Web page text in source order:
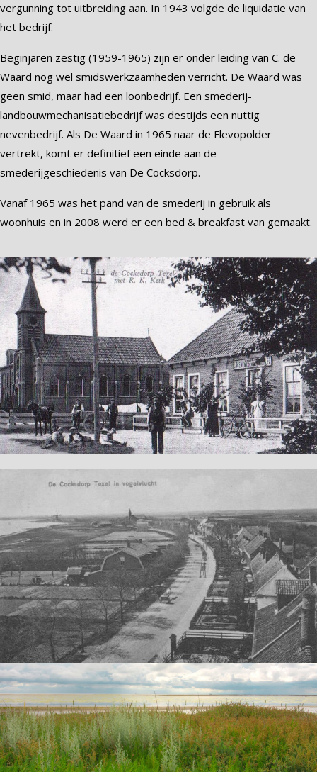
vergunning tot uitbreiding aan. In 1943 volgde de liquidatie van
het bedrijf.
Beginjaren zestig (1959-1965) zijn er onder leiding van C. de
Waard nog wel smidswerkzaamheden verricht. De Waard was
geen smid, maar had een loonbedrijf. Een smederij-
landbouwmechanisatiebedrijf was destijds een nuttig
nevenbedrijf. Als De Waard in 1965 naar de Flevopolder
vertrekt, komt er definitief een einde aan de
smederijgeschiedenis van De Cocksdorp.
Vanaf 1965 was het pand van de smederij in gebruik als
woonhuis en in 2008 werd er een bed & breakfast van gemaakt.